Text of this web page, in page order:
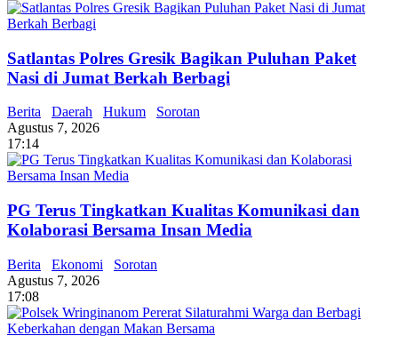
Satlantas Polres Gresik Bagikan Puluhan Paket
Nasi di Jumat Berkah Berbagi
Berita Daerah Hukum
Sorotan
Agustus 7, 2026
17:14
PG Terus Tingkatkan Kualitas Komunikasi dan
Kolaborasi Bersama Insan Media
Berita Ekonomi
Sorotan
Agustus 7, 2026
17:08